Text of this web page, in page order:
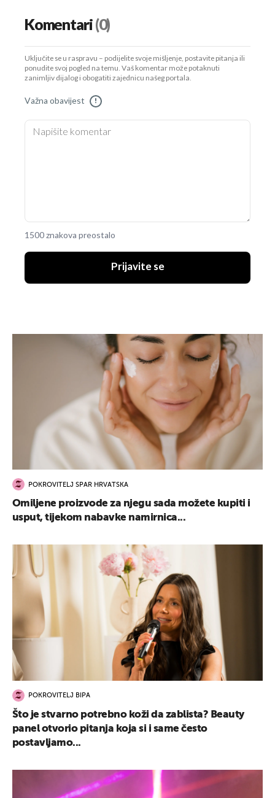
Komentari(0)
Uključite se u raspravu – podijelite svoje mišljenje, postavite pitanja ili
ponudite svoj pogled na temu. Vaš komentar može potaknuti
zanimljiv dijalog i obogatiti zajednicu našeg portala.
Važna obavijest !
1500 znakova preostalo
Prijavite se
POKROVITELJ SPAR HRVATSKA
Omiljene proizvode za njegu sada možete kupiti i
usput, tijekom nabavke namirnica...
POKROVITELJ BIPA
Što je stvarno potrebno koži da zablista? Beauty
panel otvorio pitanja koja si i same često
postavljamo...